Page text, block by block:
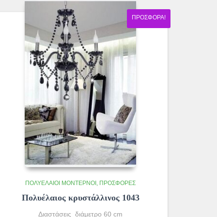
ΠΡΟΣΦΟΡΆ!
ΠΟΛΥΈΛΑΙΟΙ ΜΟΝΤΈΡΝΟΙ ΠΡΟΣΦΟΡΕΣ
Πολυέλαιος κρυστάλλινος 1043
Διαστάσεις διάμετρο 60 cm